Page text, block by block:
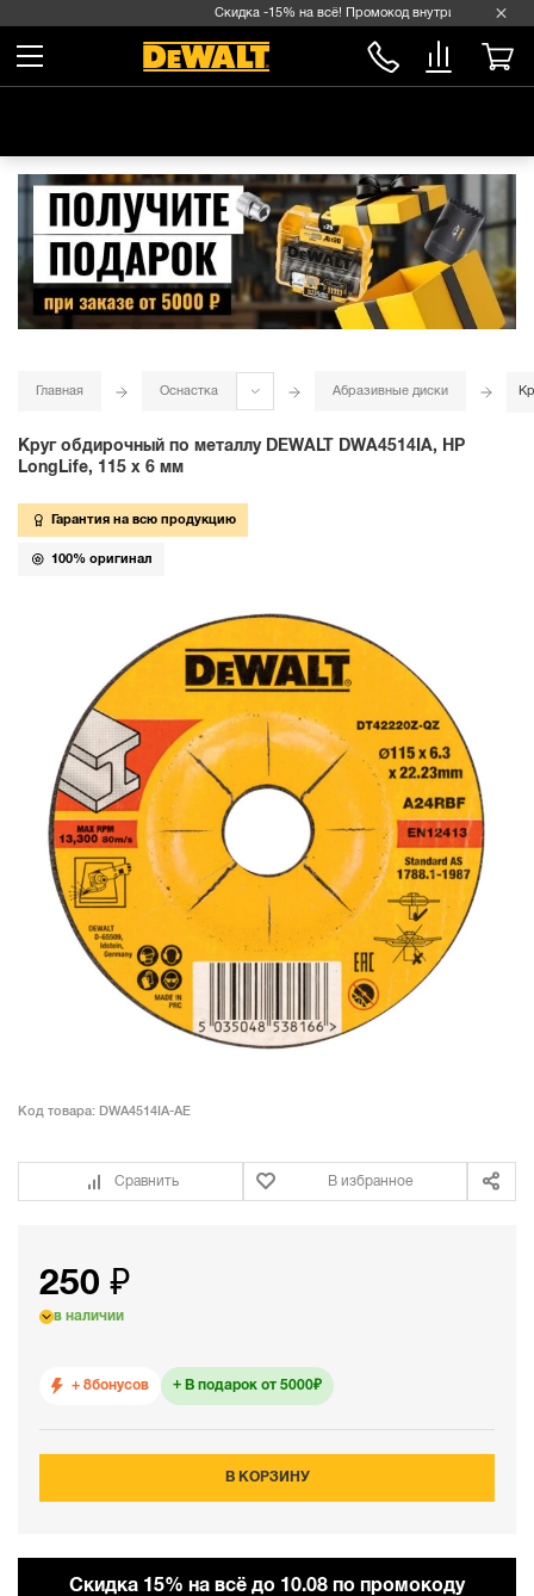
Скидка -15% на всё! Промокод внутри →
Главная Оснастка Абразивные диски
Круг обдирочный по металлу DEWALT DWA4514IA, HP
LongLife, 115 x 6 мм
Гарантия на всю продукцию
100% оригинал
Код товара: DWA4514IA-AE
Сравнить В избранное
250 ₽
в наличии
+ 8бонусов В подарок от 5000₽
В КОРЗИНУ
Cкидка 15% на всё до 10.08 по промокоду